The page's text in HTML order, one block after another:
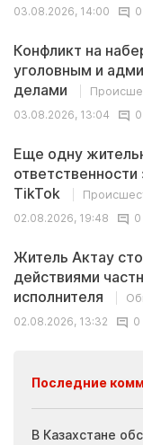
03.08.2026, 14:00
0
Конфликт на
уголовным и
делами
03.08.2026, 13:04
0
Еще одну
TikTok
02.08.2026, 19:48
0
Житель Актау
действиями
исполнителя
02.08.2026, 13:32
0
Последние
В Казахстане